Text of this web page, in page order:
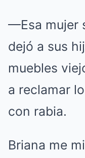
—Esa mujer
dejó a sus
muebles
a reclamar
con rabia.
Briana me